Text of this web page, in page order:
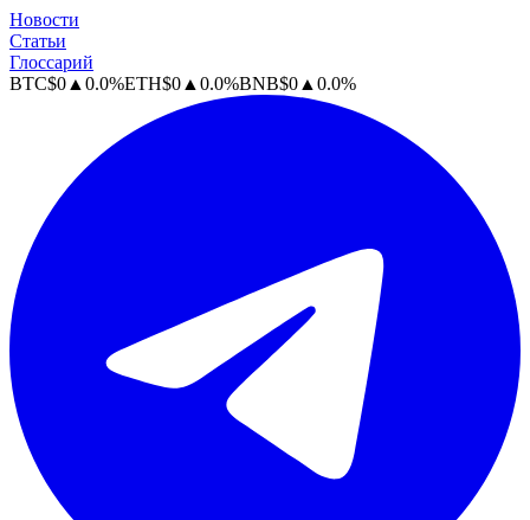
Новости
Статьи
Глоссарий
BTC$0 ▲ 0.0%ETH$0 ▲ 0.0%BNB$0 ▲ 0.0%